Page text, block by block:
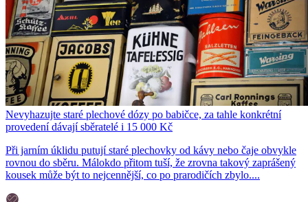
Nevyhazujte staré plechové dózy po babičce, za tahle konkrétní
provedení dávají sběratelé i 15 000 Kč
Při jarním úklidu putují staré plechovky od kávy nebo čaje obvykle
rovnou do sběru. Málokdo přitom tuší, že zrovna takový zaprášený
kousek může být to nejcennější, co po prarodičích zbylo....